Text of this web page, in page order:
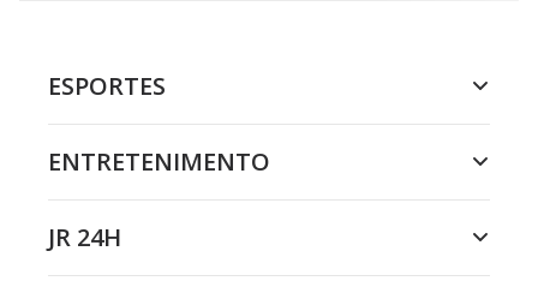
ESPORTES
ENTRETENIMENTO
JR 24H